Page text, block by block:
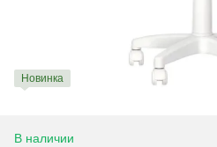
Новинка
В наличии